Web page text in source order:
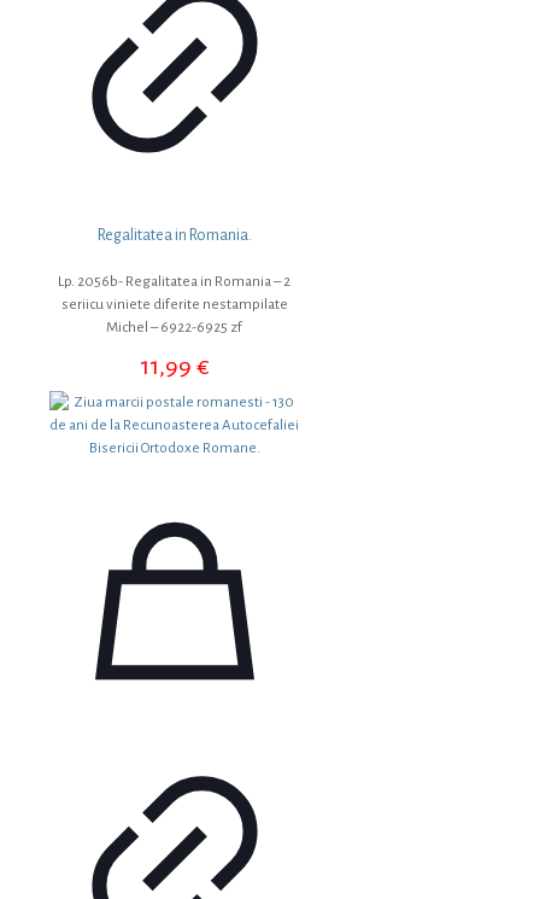
Regalitatea in Romania.
Lp. 2056b- Regalitatea in Romania – 2
seriicu viniete diferite nestampilate
Michel – 6922-6925 zf
11,99 €